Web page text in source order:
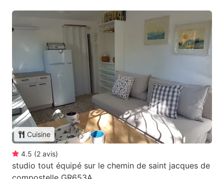
Cuisine
4.5 (2 avis)
studio tout équipé sur le chemin de saint jacques de